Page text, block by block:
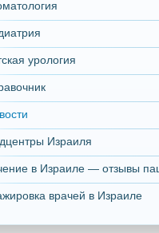
урология
Израиля
в Израиле — отзывы
врачей в Израиле